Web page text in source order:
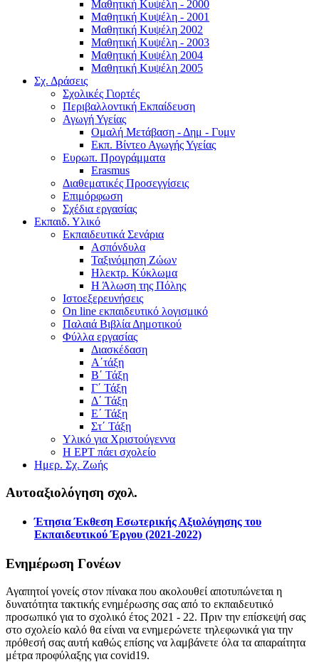
Μαθητική Κυψέλη - 2000
Μαθητική Κυψέλη - 2001
Μαθητική Κυψέλη 2002
Μαθητική Κυψέλη - 2003
Μαθητική Κυψέλη 2004
Μαθητική Κυψέλη 2005
Σχ. Δράσεις
Σχολικές Γιορτές
Περιβαλλοντική Εκπαίδευση
Αγωγή Υγείας
Ομαλή Μετάβαση - Δημ - Γυμν
Εκπ. Βίντεο Αγωγής Υγείας
Ευρωπ. Προγράμματα
Erasmus
Διαθεματικές Προσεγγίσεις
Επιμόρφωση
Σχέδια εργασίας
Εκπαιδ. Υλικό
Εκπαιδευτικά Σενάρια
Ασπόνδυλα
Ταξινόμηση Ζώων
Ηλεκτρ. Κύκλωμα
Η Άλωση της Πόλης
Ιστοεξερευνήσεις
On line εκπαιδευτικό λογισμικό
Παλαιά Βιβλία Δημοτικού
Φύλλα εργασίας
Διασκέδαση
Α΄τάξη
Β΄ Τάξη
Γ΄ Τάξη
Δ΄ Τάξη
Ε΄ Τάξη
Στ΄ Τάξη
Υλικό για Χριστούγεννα
Η ΕΡΤ πάει σχολείο
Ημερ. Σχ. Ζωής
Αυτοαξιολόγηση σχολ.
Έτησια Έκθεση Εσωτερικής Αξιολόγησης του
Εκπαιδευτικού Έργου (2021-2022)
Ενημέρωση Γονέων
Αγαπητοί γονείς στον πίνακα που ακολουθεί αποτυπώνεται η
δυνατότητα τακτικής ενημέρωσης σας από το εκπαιδευτικό
προσωπικό για το σχολικό έτος 2021 - 22. Πριν την επίσκεψή σας
στο σχολείο καλό θα είναι να ενημερώνετε τηλεφωνικά για την
πρόθεσή σας αυτή καθώς επίσης να λαμβάνετε όλα τα απαραίτητα
μέτρα προφύλαξης για covid19.